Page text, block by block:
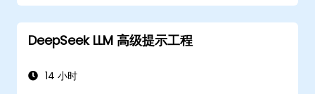
DeepSeek LLM 高级提示工程
14 小时